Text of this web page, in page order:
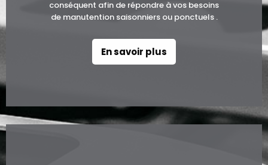
conséquent afin de répondre à vos besoins
de manutention saisonniers ou ponctuels .
En savoir plus